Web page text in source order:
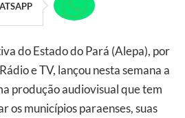
do Estado do Pará (Alepa), por
e TV, lançou nesta semana a
produção audiovisual que tem
os municípios paraenses, suas